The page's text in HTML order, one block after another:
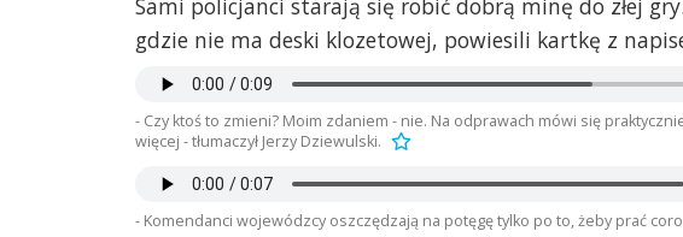
Sami policjanci starają się robić dobrą minę do złej
gdzie nie ma deski klozetowej, powiesili kartkę z
- Czy ktoś to zmieni? Moim zdaniem - nie. Na odprawach mówi się
więcej - tłumaczył Jerzy Dziewulski.
- Komendanci wojewódzcy oszczędzają na potęgę tylko po to, żeby prać
republika kolesiów!
Pozdrawiam.
S. Olsztyn, dn. 26.02.2014 r.
s. olsztyn 2014-02-27, godz. 09:47
Już mój bezpośredni przełożony otrzymał
Tak działają kolesie!